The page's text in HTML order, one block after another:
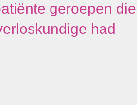
geroepen die
had